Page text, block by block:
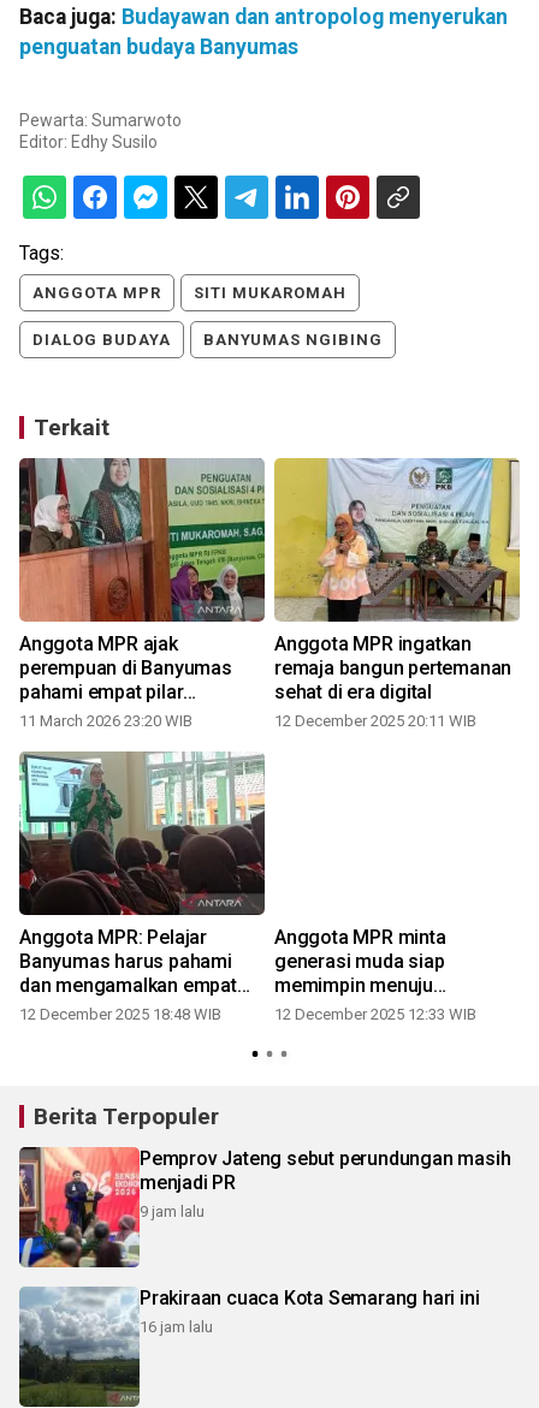
Baca juga: Budayawan dan antropolog menyerukan
penguatan budaya Banyumas
Pewarta: Sumarwoto
Editor: Edhy Susilo
Tags:
ANGGOTA MPR SITI MUKAROMAH
DIALOG BUDAYA BANYUMAS NGIBING
Terkait
Anggota MPR ajak
perempuan di Banyumas
pahami empat pilar
kebangsaan
11 March 2026 23:20 WIB
Anggota MPR ingatkan
remaja bangun pertemanan
sehat di era digital
12 December 2025 20:11 WIB
Anggota MPR: Pelajar
Banyumas harus pahami
dan mengamalkan empat
pilar kebangsaan
12 December 2025 18:48 WIB
Anggota MPR minta
generasi muda siap
memimpin menuju
Indonesia Emas 2045
12 December 2025 12:33 WIB
Berita Terpopuler
Pemprov Jateng sebut perundungan masih
menjadi PR
9 jam lalu
Prakiraan cuaca Kota Semarang hari ini
16 jam lalu